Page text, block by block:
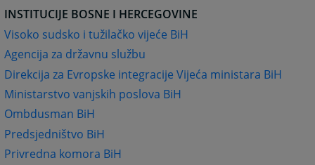
INSTITUCIJE BOSNE I HERCEGOVINE
Visoko sudsko i tužilačko vijeće BiH
Agencija za državnu službu
Direkcija za Evropske integracije Vijeća ministara BiH
Ministarstvo vanjskih poslova BiH
Ombdusman BiH
Predsjedništvo BiH
Privredna komora BiH